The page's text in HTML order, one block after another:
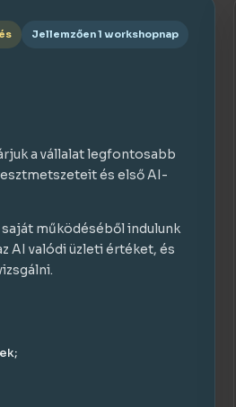
Jellemzően 1 workshopnap
a vállalat legfontosabb
és első AI-
működéséből indulunk
AI valódi üzleti értéket, és